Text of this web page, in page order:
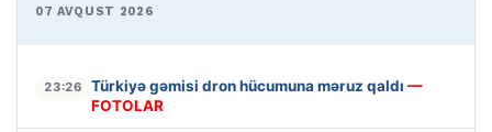
07 AVQUST 2026
23:26 Türkiyə gəmisi dron hücumuna məruz qaldı —
FOTOLAR